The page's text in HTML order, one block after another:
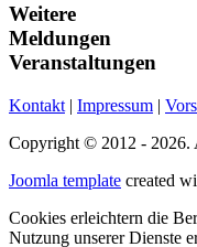
Weitere
Meldungen
Veranstaltungen
Kontakt | Impressum |
Copyright © 2012 - 2026.
Joomla template created
Cookies erleichtern die
Nutzung unserer Dienste